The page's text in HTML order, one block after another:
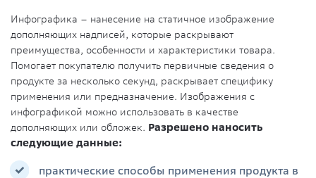
Инфографика – нанесение на статичное изображение
дополняющих надписей, которые раскрывают
преимущества, особенности и характеристики товара.
Помогает покупателю получить первичные сведения о
продукте за несколько секунд, раскрывает специфику
применения или предназначение. Изображения с
инфографикой можно использовать в качестве
дополняющих или обложек. Разрешено наносить
следующие данные:
практические способы применения продукта в